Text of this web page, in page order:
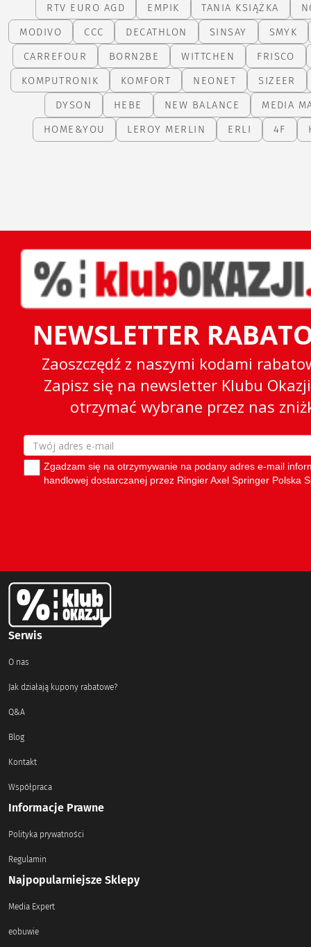
RTV EURO AGD
EMPIK TANIA KSIĄŻKA
MODIVO
CCC DECATHLON SINSAY
SMYK
CARREFOUR
BORN2BE WITTCHEN
FRISCO
KOMPUTRONIK
KOMFORT NEONET
SIZEER
DYSON
HEBE NEW BALANCE
MEDIA
HOME&YOU
LEROY MERLIN ERLI 4F
Serwis
O nas
Jak działają kupony rabatowe?
Q&A
Blog
Kontakt
Współpraca
Informacje Prawne
Polityka prywatności
Regulamin
Najpopularniejsze Sklepy
Media Expert
eobuwie